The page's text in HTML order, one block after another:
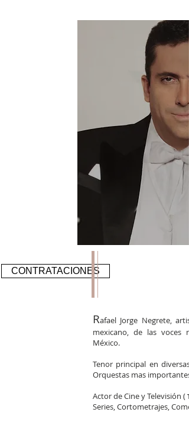
CONTRATACIONES
Rafael Jorge Negrete,
mexicano, de las voces
México.
Tenor principal en
Orquestas mas importantes
Actor de Cine y Televisión (
Series, Cortometrajes,